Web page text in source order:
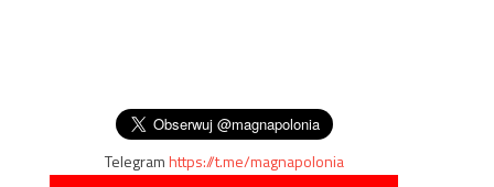
Telegramhttps://t.me/magnapolonia